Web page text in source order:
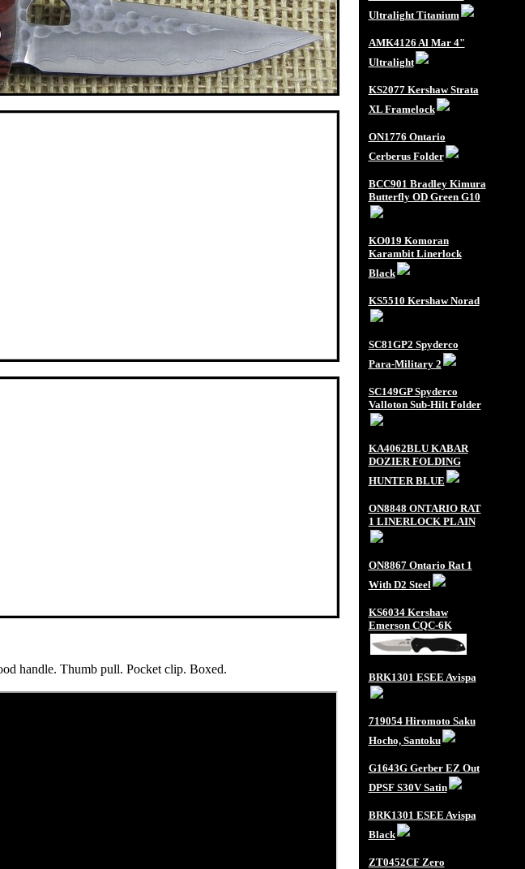
handle. Thumb pull. Pocket clip. Boxed.
Ultralight Titanium
AMK4126 Al Mar 4"
Ultralight
KS2077 Kershaw Strata
XL Framelock
ON1776 Ontario
Cerberus Folder
BCC901 Bradley Kimura
Butterfly OD Green G10
KO019 Komoran
Karambit Linerlock
Black
KS5510 Kershaw Norad
SC81GP2 Spyderco
Para-Military 2
SC149GP Spyderco
Valloton Sub-Hilt Folder
KA4062BLU KABAR
DOZIER FOLDING
HUNTER BLUE
ON8848 ONTARIO RAT
1 LINERLOCK PLAIN
ON8867 Ontario Rat 1
With D2 Steel
KS6034 Kershaw
Emerson CQC-6K
BRK1301 ESEE Avispa
719054 Hiromoto Saku
Hocho, Santoku
G1643G Gerber EZ Out
DPSF S30V Satin
BRK1301 ESEE Avispa
Black
ZT0452CF Zero